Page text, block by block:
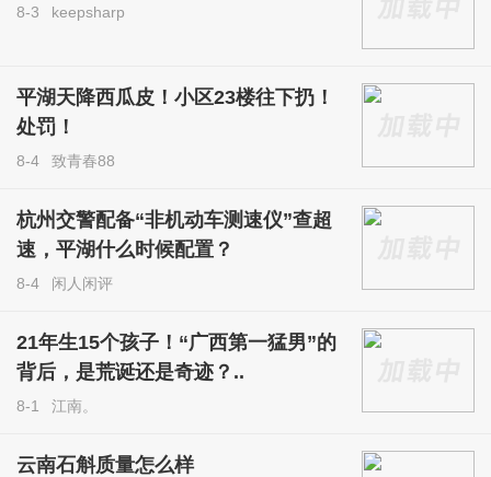
8-3 keepsharp
平湖天降西瓜皮！小区23楼往下扔！
处罚！
8-4 致青春88
杭州交警配备“非机动车测速仪”查超
速，平湖什么时候配置？
8-4 闲人闲评
21年生15个孩子！“广西第一猛男”的
背后，是荒诞还是奇迹？..
8-1 江南。
云南石斛质量怎么样